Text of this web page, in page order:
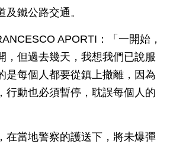
及鐵公路交通。
APORTI：「一開始，
，但過去幾天，我想我們已說服
是每個人都要從鎮上撤離，因為
行動也必須暫停，耽誤每個人的
在當地警察的護送下，將未爆彈